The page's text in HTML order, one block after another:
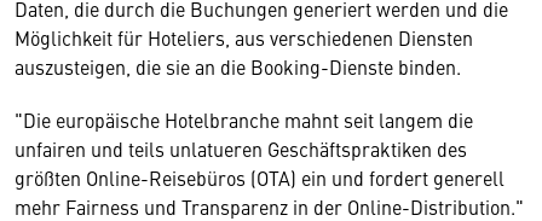
Daten, die durch die Buchungen generiert werden und die
Möglichkeit für Hoteliers, aus verschiedenen Diensten
auszusteigen, die sie an die Booking-Dienste binden.
"Die europäische Hotelbranche mahnt seit langem die
unfairen und teils unlatueren Geschäftspraktiken des
größten Online-Reisebüros (OTA) ein und fordert generell
mehr Fairness und Transparenz in der Online-Distribution."